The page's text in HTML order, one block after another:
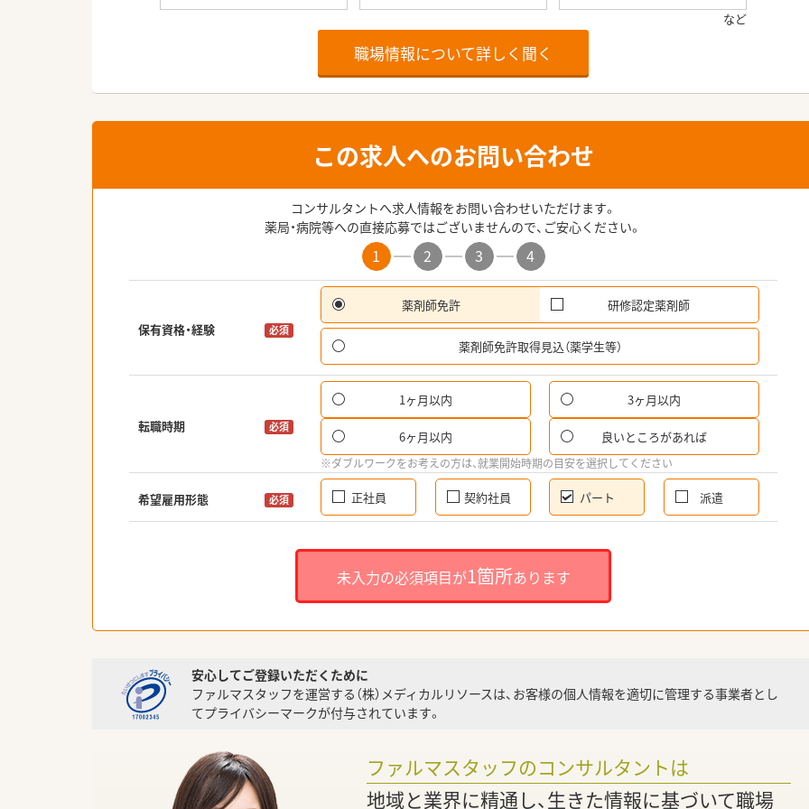
職場情報について詳しく聞く
この求人へのお問い合わせ
コンサルタントへ求人情報をお問い合わせいただけます。
薬局・病院等への直接応募ではございませんので、ご安心ください。
1 2 3 4
保有資格・経験 必須
薬剤師免許 研修認定薬剤師
薬剤師免許取得見込（薬学生等）
転職時期 必須
1ヶ月以内 3ヶ月以内
6ヶ月以内 良いところがあれば
※ダブルワークをお考えの方は、就業開始時期の目安を選択してください
希望雇用形態 必須 正社員 契約社員 パート 派遣
未入力の必須項目が1箇所あります
安心してご登録いただくために
ファルマスタッフを運営する（株）メディカルリソースは、お客様の個人情報を適切に管理する事業者とし
てプライバシーマークが付与されています。
ファルマスタッフのコンサルタントは
地域と業界に精通し、生きた情報に基づいて職場